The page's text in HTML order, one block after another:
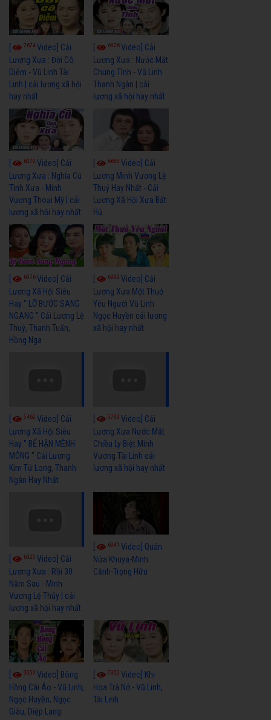
7674Video] Cải
Lương Xưa : Đời Cô
Diễm - Vũ Linh Tài
Linh | cải lương xã hội
hay nhất
6926Video] Cải
Lương Xưa : Nước Mắt
Chung Tình - Vũ Linh
Thanh Ngân | cải
lương xã hội hay nhất
6070 Video] Cải
Lương Xưa : Nghĩa Cũ
Tình Xưa - Minh
Vương Thoại Mỹ | cải
lương xã hội hay nhất
6688Video] Cải
Lương Minh Vương Lệ
Thuỷ Hay Nhất - Cải
Lương Xã Hội Xưa Bất
Hủ
6976Video] Cải
Lương Xã Hội Siêu
Hay " LỠ BƯỚC SANG
NGANG " Cải Lương Lệ
Thuỷ, Thanh Tuấn,
Hồng Nga
6392Video] Cải
Lương Xưa Một Thuở
Yêu Người Vũ Linh
Ngọc Huyền cải lương
xã hội hay nhất
5462 Video] Cải
Lương Xã Hội Siêu
Hay " BỂ HẬN MÊNH
MÔNG " Cải Lương
Kim Tử Long, Thanh
Ngân Hay Nhất
5739Video] Cải
Lương Xưa Nước Mắt
Chiều Ly Biệt Minh
Vương Tài Linh cải
lương xã hội hay nhất
6325 Video] Cải
Lương Xưa : Rồi 30
Năm Sau - Minh
Vương Lệ Thủy | cải
lương xã hội hay nhất
6041Video] Quán
Nửa Khuya-Minh
Cảnh-Trọng Hữu
9059 Video] Bông
Hồng Cài Áo - Vũ Linh,
Ngọc Huyền, Ngọc
Giàu, Diệp Lang
7352Video] Khi
Hoa Trà Nở - Vũ Linh,
Tài Linh